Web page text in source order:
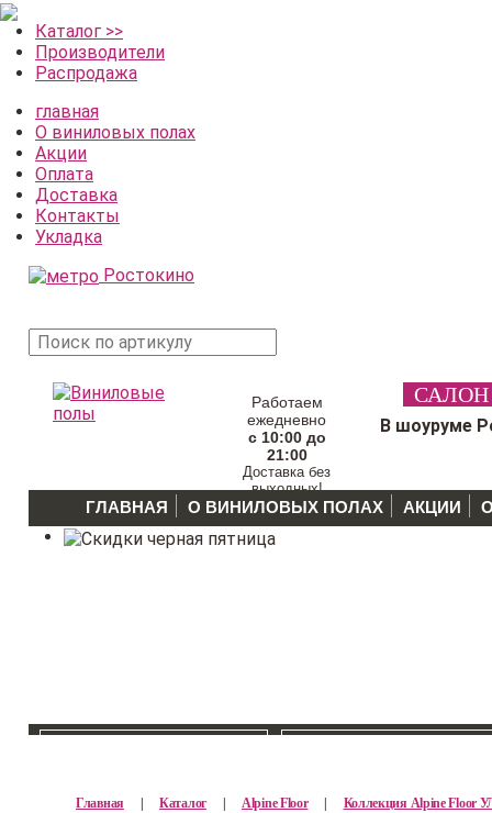
Каталог >>
Производители
Распродажа
главная
О виниловых полах
Акции
Оплата
Доставка
Контакты
Укладка
Ростокино
товара
Работаем
ежедневно
с 10:00 до
21:00
Доставка без
выходных!
В шоуруме
ГЛАВНАЯ О ВИНИЛОВЫХ ПОЛАХ АКЦИИ
Главная Каталог Alpine Floor Коллекция Alpine Floor